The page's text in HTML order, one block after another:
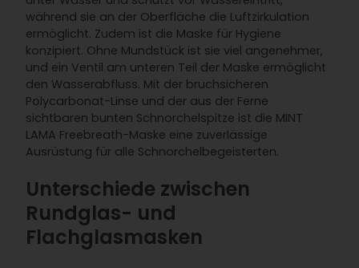
während sie an der Oberfläche die Luftzirkulation
ermöglicht. Zudem ist die Maske für Hygiene
konzipiert. Ohne Mundstück ist sie viel angenehmer,
und ein Ventil am unteren Teil der Maske ermöglicht
den Wasserabfluss. Mit der bruchsicheren
Polycarbonat-Linse und der aus der Ferne
sichtbaren bunten Schnorchelspitze ist die MINT
LAMA Freebreath-Maske eine zuverlässige
Ausrüstung für alle Schnorchelbegeisterten.
Unterschiede zwischen
Rundglas- und
Flachglasmasken